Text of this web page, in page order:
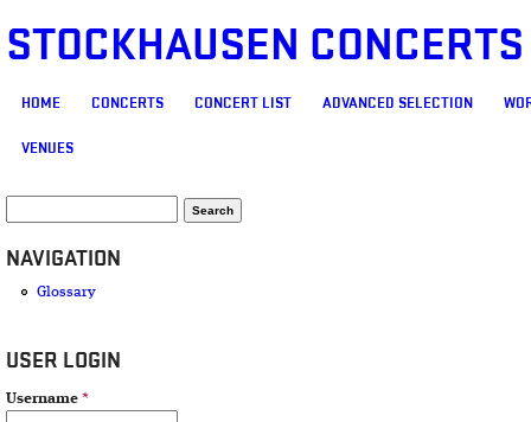
STOCKHAUSEN
MAIN MENU
HOME CONCERTS CONCERT LIST ADVANCED SELECTION
VENUES
SEARCH FORM
NAVIGATION
Glossary
USER LOGIN
Username *